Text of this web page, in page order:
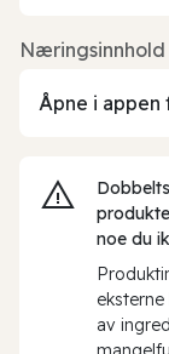
Næringsinnhold
Åpne i appen
noe du
av